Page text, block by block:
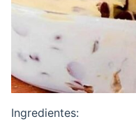
Ingredientes: